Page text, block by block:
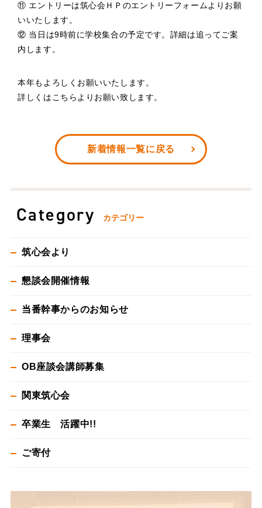
⑪ エントリーは筑心会ＨＰのエントリーフォームよりお願
いいたします。
⑫ 当日は9時前に学校集合の予定です。詳細は追ってご案
内します。
本年もよろしくお願いいたします。
詳しくは こちら よりお願い致します。
新着情報一覧に戻る
Category カテゴリー
筑心会より
懇談会開催情報
当番幹事からのお知らせ
理事会
OB座談会講師募集
関東筑心会
卒業生 活躍中!!
ご寄付